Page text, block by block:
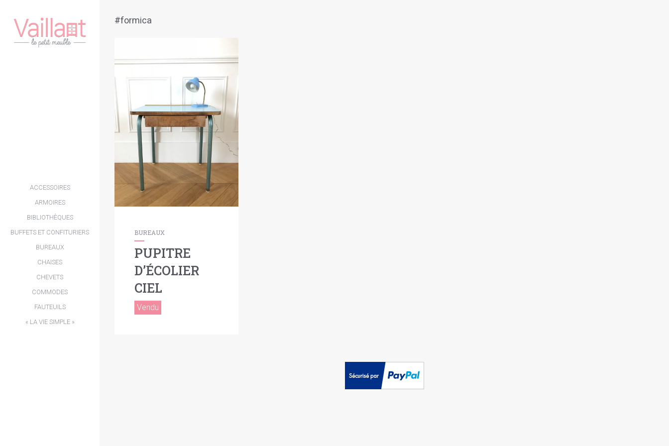
ACCESSOIRES
ARMOIRES
BIBLIOTHÈQUES
BUFFETS ET CONFITURIERS
BUREAUX
CHAISES
CHEVETS
COMMODES
FAUTEUILS
« LA VIE SIMPLE »
#formica
BUREAUX
PUPITRE
D’ÉCOLIER
CIEL
Vendu